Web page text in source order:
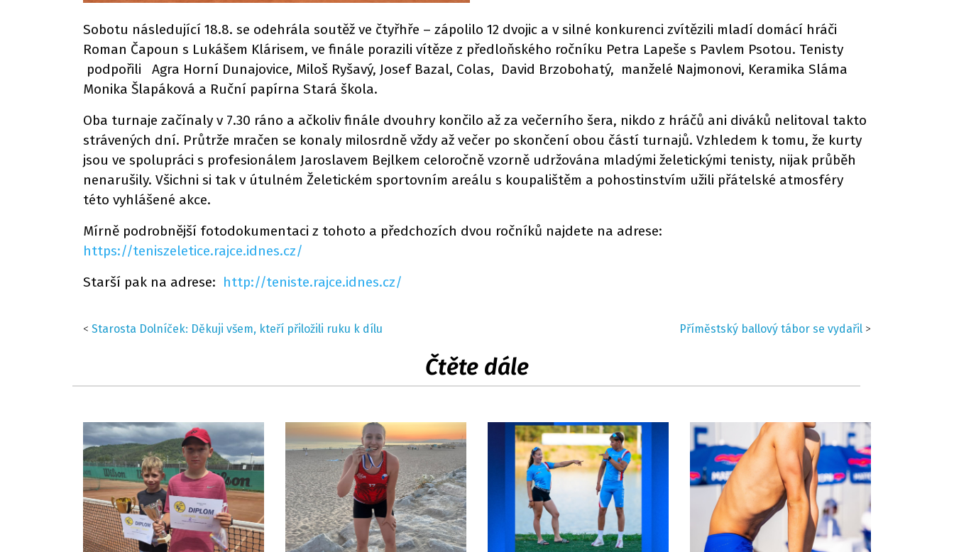
Sobotu následující 18.8. se odehrála soutěž ve čtyřhře – zápolilo 12 dvojic a v silné konkurenci zvítězili mladí domácí hráči
Roman Čapoun s Lukášem Klárisem, ve finále porazili vítěze z předloňského ročníku Petra Lapeše s Pavlem Psotou. Tenisty
podpořili Agra Horní Dunajovice, Miloš Ryšavý, Josef Bazal, Colas, David Brzobohatý, manželé Najmonovi, Keramika Sláma
Monika Šlapáková a Ruční papírna Stará škola.
Oba turnaje začínaly v 7.30 ráno a ačkoliv finále dvouhry končilo až za večerního šera, nikdo z hráčů ani diváků nelitoval takto
strávených dní. Průtrže mračen se konaly milosrdně vždy až večer po skončení obou částí turnajů. Vzhledem k tomu, že kurty
jsou ve spolupráci s profesionálem Jaroslavem Bejlkem celoročně vzorně udržována mladými želetickými tenisty, nijak průběh
nenarušily. Všichni si tak v útulném Želetickém sportovním areálu s koupalištěm a pohostinstvím užili přátelské atmosféry
této vyhlášené akce.
Mírně podrobnější fotodokumentaci z tohoto a předchozích dvou ročníků najdete na adrese:
https://teniszeletice.rajce.idnes.cz/
Starší pak na adrese: http://teniste.rajce.idnes.cz/
< Starosta Dolníček: Děkuji všem, kteří přiložili ruku k dílu Příměstský ballový tábor se vydařil >
Čtěte dále